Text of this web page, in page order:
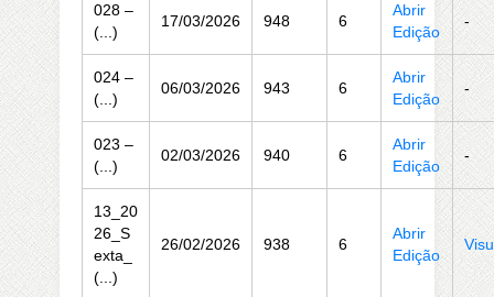
028 –
(...)
17/03/2026 948 6
Abrir
Edição
-
024 –
(...)
06/03/2026 943 6
Abrir
Edição
-
023 –
(...)
02/03/2026 940 6
Abrir
Edição
-
13_20
26_S
exta_
(...)
26/02/2026 938 6
Abrir
Edição